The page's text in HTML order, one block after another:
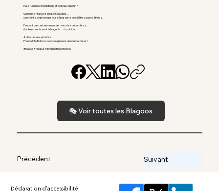
Mais l’urgence médiatique et politique du jour ?
Quelques Français bloqués à Dubaï…
contraints de prolonger leur séjour dans des hôtels quatre étoiles.
Pendant que certains meurent sous les décombres,
d’autres subissent la tragédie… du minibar.
À chacun ses priorités.
France Info Bobo ne cessera jamais de nous étonner !
#Blagoo #Medias #Information #Monde
🎭 Voir toutes les Blagoos
Précédent Suivant
Déclaration d'accessibilité